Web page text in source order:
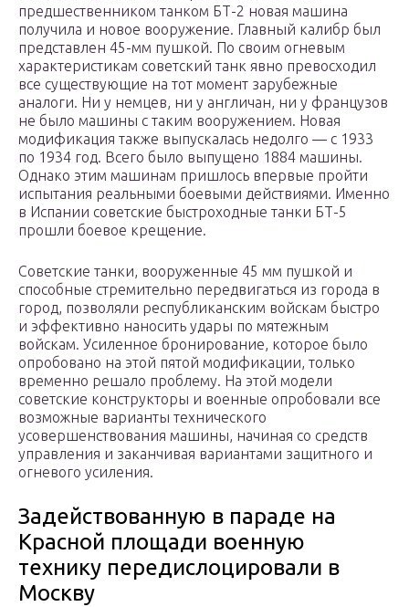
предшественником танком БТ-2 новая машина
получила и новое вооружение. Главный калибр был
представлен 45-мм пушкой. По своим огневым
характеристикам советский танк явно превосходил
все существующие на тот момент зарубежные
аналоги. Ни у немцев, ни у англичан, ни у французов
не было машины с таким вооружением. Новая
модификация также выпускалась недолго — с 1933
по 1934 год. Всего было выпущено 1884 машины.
Однако этим машинам пришлось впервые пройти
испытания реальными боевыми действиями. Именно
в Испании советские быстроходные танки БТ-5
прошли боевое крещение.
Советские танки, вооруженные 45 мм пушкой и
способные стремительно передвигаться из города в
город, позволяли республиканским войскам быстро
и эффективно наносить удары по мятежным
войскам. Усиленное бронирование, которое было
опробовано на этой пятой модификации, только
временно решало проблему. На этой модели
советские конструкторы и военные опробовали все
возможные варианты технического
усовершенствования машины, начиная со средств
управления и заканчивая вариантами защитного и
огневого усиления.
Задействованную в параде на
Красной площади военную
технику передислоцировали в
Москву